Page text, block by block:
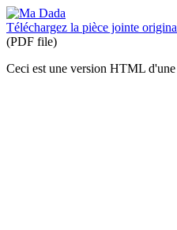
Téléchargez la pièce jointe
(PDF file)
Ceci est une version HTML